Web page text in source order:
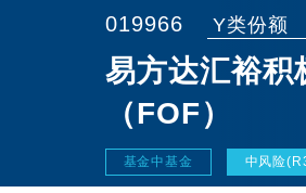
019966 Y类份额
易方达汇裕积
（FOF）
基金中基金 中风险